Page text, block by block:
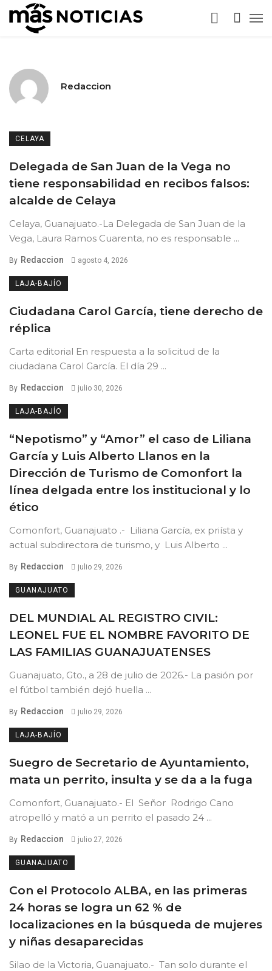
Redaccion
CELAYA
Delegada de San Juan de la Vega no
tiene responsabilidad en recibos falsos:
alcalde de Celaya
Celaya, Guanajuato.-La Delegada de San Juan de la
Vega, Laura Ramos Cuarenta, no es responsable ...
By Redaccion agosto 4, 2026
LAJA-BAJÍO
Ciudadana Carol García, tiene derecho de
réplica
Carta editorial En respuesta a la solicitud de la
ciudadana Carol García. El día 29 ...
By Redaccion julio 30, 2026
LAJA-BAJÍO
“Nepotismo” y “Amor” el caso de Liliana
García y Luis Alberto Llanos en la
Dirección de Turismo de Comonfort la
línea delgada entre los institucional y lo
ético
Comonfort, Guanajuato .- Liliana García, ex priísta y
actual subdirectora de turismo, y Luis Alberto ...
By Redaccion julio 29, 2026
GUANAJUATO
DEL MUNDIAL AL REGISTRO CIVIL:
LEONEL FUE EL NOMBRE FAVORITO DE
LAS FAMILIAS GUANAJUATENSES
Guanajuato, Gto., a 28 de julio de 2026.- La pasión por
el fútbol también dejó huella ...
By Redaccion julio 29, 2026
LAJA-BAJÍO
Suegro de Secretario de Ayuntamiento,
mata un perrito, insulta y se da a la fuga
Comonfort, Guanajuato.- El Señor Rodrigo Cano
atropelló y mató a un perrito el pasado 24 ...
By Redaccion julio 27, 2026
GUANAJUATO
Con el Protocolo ALBA, en las primeras
24 horas se logra un 62 % de
localizaciones en la búsqueda de mujeres
y niñas desaparecidas
Silao de la Victoria, Guanajuato.- Tan solo durante el